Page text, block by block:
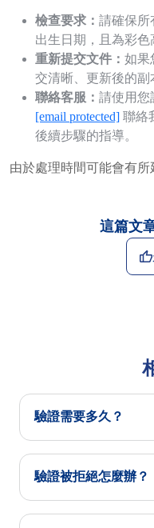
檢查要求： 請確保所
出生日期，且為彩色
重新提交文件： 如果
交清晰、更新後的副
聯絡客服： 請使用您
[email protected] 聯絡
後續步驟的指導。
由於處理時間可能會有所
這篇文
驗證需要多久？
驗證被拒絕怎麼辦？